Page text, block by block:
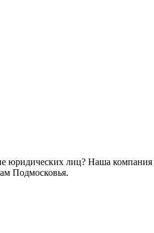
юридических лиц? Наша
Подмосковья.